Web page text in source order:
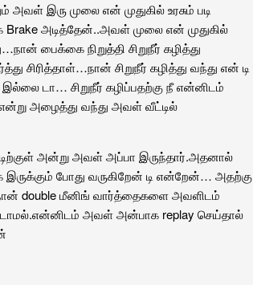
அவள் இரு முலை என் முதுகில் உரசும் படி
அடித்தேன்..அவள் முலை என் முதுகில்
பைக்கை நிறுத்தி சிறுநீர் கழித்து
சிரித்தாள்…நான் சிறுநீர் கழித்து வந்து என் டி
டா… சிறுநீர் கழிப்பதற்கு நீ என்னிடம்
அழைத்து வந்து அவள் வீட்டில்
அன்று அவள் அப்பா இருந்தார்.அதனால்
போது வருகிறேன் டி என்றேன்… அதற்கு
double மீனிங் வார்த்தைகளை அவளிடம்
அவள் அன்பாக replay செய்தால்